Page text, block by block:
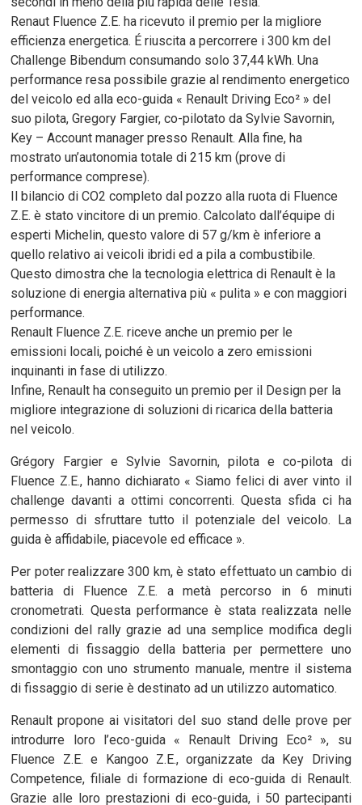
Renaut Fluence Z.E. ha ricevuto il premio per la migliore
efficienza energetica. É riuscita a percorrere i 300 km del
Challenge Bibendum consumando solo 37,44 kWh. Una
performance resa possibile grazie al rendimento energetico
del veicolo ed alla eco-guida « Renault Driving Eco² » del
suo pilota, Gregory Fargier, co-pilotato da Sylvie Savornin,
Key – Account manager presso Renault. Alla fine, ha
mostrato un’autonomia totale di 215 km (prove di
performance comprese).
Il bilancio di CO2 completo dal pozzo alla ruota di Fluence
Z.E. è stato vincitore di un premio. Calcolato dall’équipe di
esperti Michelin, questo valore di 57 g/km è inferiore a
quello relativo ai veicoli ibridi ed a pila a combustibile.
Questo dimostra che la tecnologia elettrica di Renault è la
soluzione di energia alternativa più « pulita » e con maggiori
performance.
Renault Fluence Z.E. riceve anche un premio per le
emissioni locali, poiché è un veicolo a zero emissioni
inquinanti in fase di utilizzo.
Infine, Renault ha conseguito un premio per il Design per la
migliore integrazione di soluzioni di ricarica della batteria
nel veicolo.
Grégory Fargier e Sylvie Savornin, pilota e co-pilota di
Fluence Z.E., hanno dichiarato « Siamo felici di aver vinto il
challenge davanti a ottimi concorrenti. Questa sfida ci ha
permesso di sfruttare tutto il potenziale del veicolo. La
guida è affidabile, piacevole ed efficace ».
Per poter realizzare 300 km, è stato effettuato un cambio di
batteria di Fluence Z.E. a metà percorso in 6 minuti
cronometrati. Questa performance è stata realizzata nelle
condizioni del rally grazie ad una semplice modifica degli
elementi di fissaggio della batteria per permettere uno
smontaggio con uno strumento manuale, mentre il sistema
di fissaggio di serie è destinato ad un utilizzo automatico.
Renault propone ai visitatori del suo stand delle prove per
introdurre loro l’eco-guida « Renault Driving Eco² », su
Fluence Z.E. e Kangoo Z.E., organizzate da Key Driving
Competence, filiale di formazione di eco-guida di Renault.
Grazie alle loro prestazioni di eco-guida, i 50 partecipanti